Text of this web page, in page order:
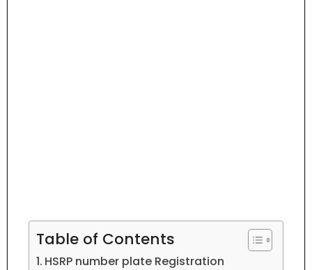
Table of Contents
HSRP number plate Registration